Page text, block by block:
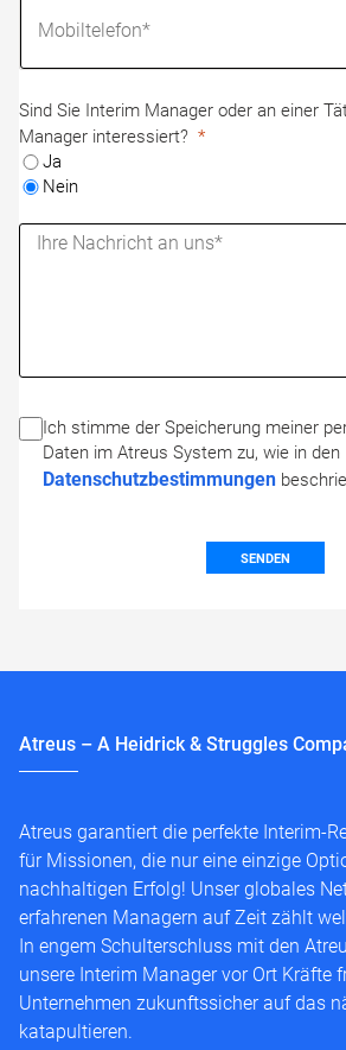
Sind Sie Interim Manager oder an einer
Manager interessiert?
Ja
Nein
Ich stimme der Speicherung meiner
Daten im Atreus System zu, wie in den
Datenschutzbestimmungen
SENDEN
Atreus – A Heidrick & Struggles
Atreus garantiert die perfekte Interim-
für Missionen, die nur eine einzige
nachhaltigen Erfolg! Unser globales
erfahrenen Managern auf Zeit zählt
In engem Schulterschluss mit den
unsere Interim Manager vor Ort Kräfte
Unternehmen zukunftssicher auf das
katapultieren.